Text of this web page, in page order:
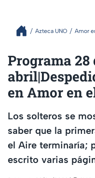
Azteca UNO Amor
Programa 28
en Amor en
Los solteros se
saber que la
el Aire terminaría;
escrito varias